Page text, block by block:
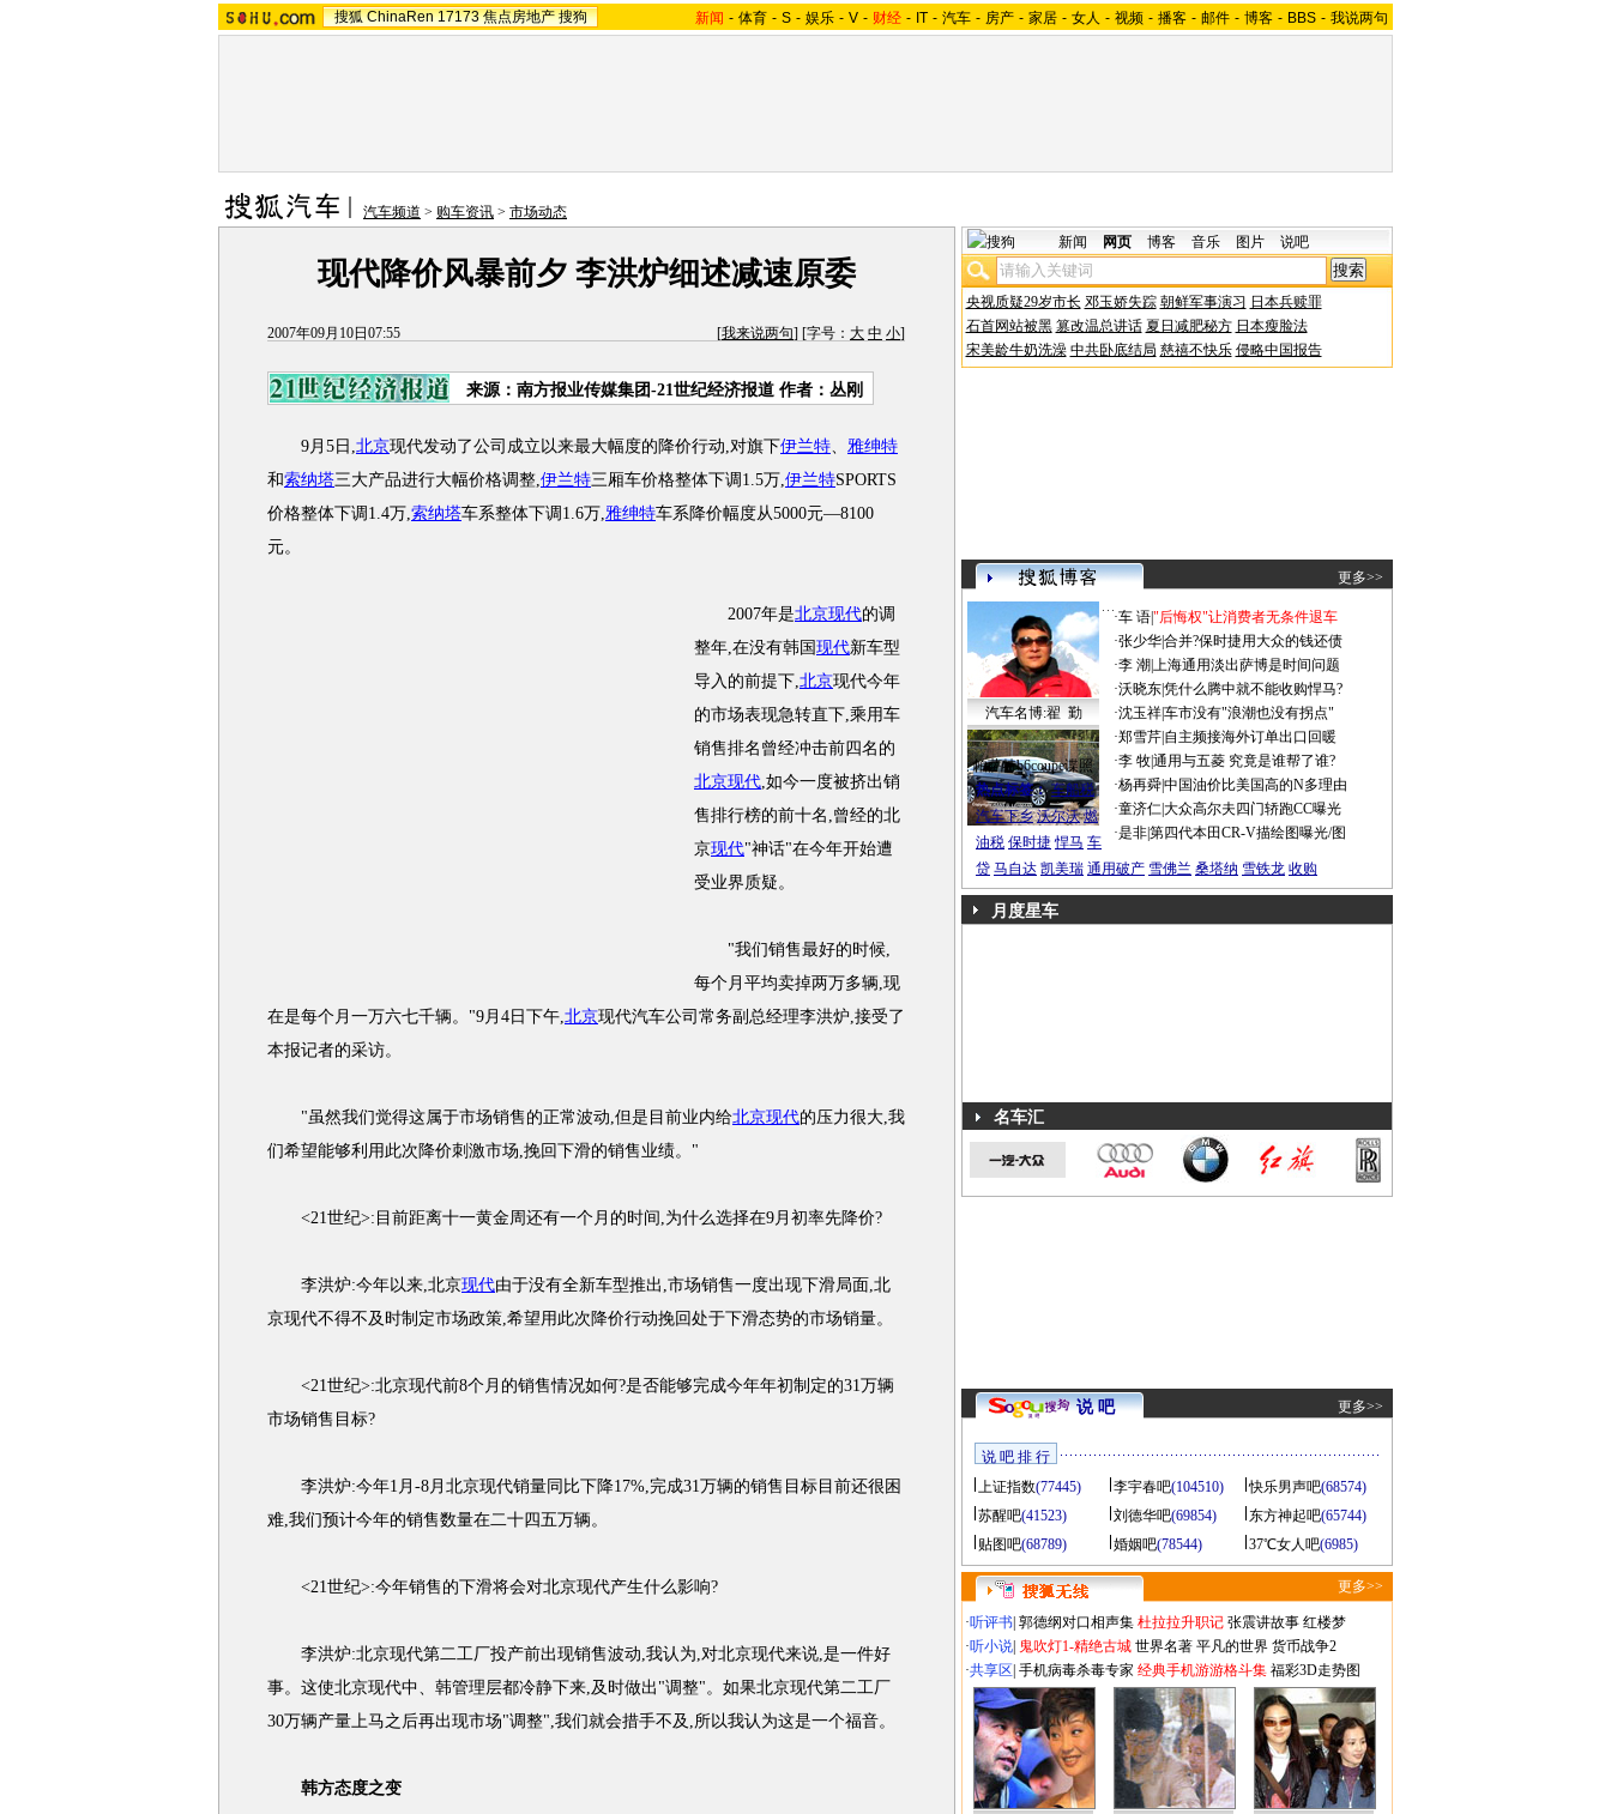
搜狐 ChinaRen 17173 焦点房地产 搜狗 新闻 - 体育 - S - 娱乐 - V - 财经 - IT - 汽车 - 房产 - 家居 - 女人 - 视频 - 播客 - 邮件 - 博客 - BBS - 我说两句
汽车频道 > 购车资讯 > 市场动态
现代降价风暴前夕 李洪炉细述减速原委
2007年09月10日07:55 [我来说两句] [字号： 大 中 小]
来源：南方报业传媒集团-21世纪经济报道 作者：丛刚
9月5日,北京现代发动了公司成立以来最大幅度的降价行动,对旗下伊兰特、 雅绅特
和索纳塔三大产品进行大幅价格调整,伊兰特三厢车价格整体下调1.5万,伊兰特SPORTS
价格整体下调1.4万,索纳塔车系整体下调1.6万,雅绅特车系降价幅度从5000元—8100
元。
2007年是北京现代的调
整年,在没有韩国 现代新车型
导入的前提下,北京现代今年
的市场表现急转直下,乘用车
销售排名曾经冲击前四名的
北京现代,如今一度被挤出销
售排行榜的前十名,曾经的北
京现代"神话"在今年开始遭
受业界质疑。
"我们销售最好的时候,
每个月平均卖掉两万多辆,现
在是每个月一万六七千辆。"9月4日下午,北京现代汽车公司常务副总经理李洪炉,接受了
本报记者的采访。
"虽然我们觉得这属于市场销售的正常波动,但是目前业内给北京现代的压力很大,我
们希望能够利用此次降价刺激市场,挽回下滑的销售业绩。"
<21世纪>:目前距离十一黄金周还有一个月的时间,为什么选择在9月初率先降价?
李洪炉:今年以来,北京现代由于没有全新车型推出,市场销售一度出现下滑局面,北
京现代不得不及时制定市场政策,希望用此次降价行动挽回处于下滑态势的市场销量。
<21世纪>:北京现代前8个月的销售情况如何?是否能够完成今年年初制定的31万辆
市场销售目标?
李洪炉:今年1月-8月北京现代销量同比下降17%,完成31万辆的销售目标目前还很困
难,我们预计今年的销售数量在二十四五万辆。
<21世纪>:今年销售的下滑将会对北京现代产生什么影响?
李洪炉:北京现代第二工厂投产前出现销售波动,我认为,对北京现代来说,是一件好
事。这使北京现代中、韩管理层都冷静下来,及时做出"调整"。如果北京现代第二工厂
30万辆产量上马之后再出现市场"调整",我们就会措手不及,所以我认为这是一个福音。
韩方态度之变
新闻 网页 博客 音乐 图片 说吧
央视质疑29岁市长 邓玉娇失踪 朝鲜军事演习 日本兵赎罪
石首网站被黑 篡改温总讲话 夏日减肥秘方 日本瘦脸法
宋美龄牛奶洗澡 中共卧底结局 慈禧不快乐 侵略中国报告
更多>>
汽车名博:翟 勤
帕萨特b6coupe谍照
·车 语|"后悔权"让消费者无条件退车
·张少华|合并?保时捷用大众的钱还债
·李 潮 上海通用淡出萨博是时间问题
·沃晓东|凭什么腾中就不能收购悍马?
·沈玉祥|车市没有"浪潮也没有拐点"
·郑雪芹| 自主频接海外订单出口回暖
·李 牧|通用与五菱 究竟是谁帮了谁?
·杨再舜|中国油价比美国高的N多理由
·童济仁|大众高尔夫四门轿跑CC曝光
·是非|第四代本田CR-V描绘图曝光/图
热点标签： 车船税
汽车下乡 沃尔沃 燃
油税 保时捷 悍马 车
贷 马自达 凯美瑞 通用破产 雪佛兰 桑塔纳 雪铁龙 收购
月度星车
名车汇
说 吧 更多>>
说 吧 排 行
上证指数(77445) 李宇春吧(104510) 快乐男声吧(68574)
苏醒吧(41523) 刘德华吧(69854) 东方神起吧(65744)
贴图吧(68789) 婚姻吧(78544) 37℃女人吧(6985)
更多>>
·听评书 郭德纲对口相声集 杜拉拉升职记 张震讲故事 红楼梦
·听小说 鬼吹灯1-精绝古城 世界名著 平凡的世界 货币战争2
·共享区 手机病毒杀毒专家 经典手机游游格斗集 福彩3D走势图